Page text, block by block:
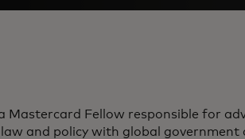
a Mastercard Fellow responsible for
and policy with global government